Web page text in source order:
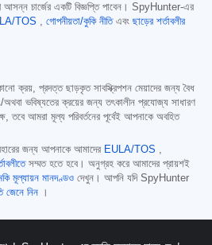
আসন্ন চার্জের একটি বিজ্ঞপ্তি পাবেন। SpyHunter-এর
TOS , গোপনীয়তা/কুকি নীতিএবং ছাড়ের শর্তাবলীর
ক্রয়, প্রদত্ত ছাড়কৃত সাবস্ক্রিপশন মেয়াদের জন্য বৈধ
ভবিষ্যতের ক্রয়ের জন্য তৎকালীন প্রযোজ্য সাধারণ
তবে আমরা মূল্য পরিবর্তনের পূর্বেই আপনাকে অবহিত
জন্য আপনাকে আমাদের EULA/TOS ,
সম্মত হতে হবে। অনুগ্রহ করে আমাদের প্রায়শই
মূল্যায়ন মানদণ্ডও দেখুন। আপনি যদি SpyHunter
জেনে নিন ।